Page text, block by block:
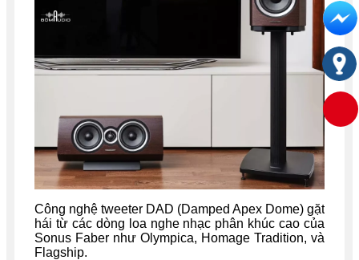
Công nghệ tweeter DAD (Damped Apex Dome) gặt
hái từ các dòng loa nghe nhạc phân khúc cao của
Sonus Faber như Olympica, Homage Tradition, và
Flagship.